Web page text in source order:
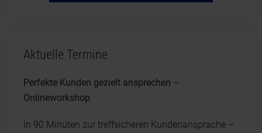
Aktuelle Termine
Perfekte Kunden gezielt ansprechen –
Onlineworkshop
In 90 Minuten zur treffsicheren Kundenansprache –